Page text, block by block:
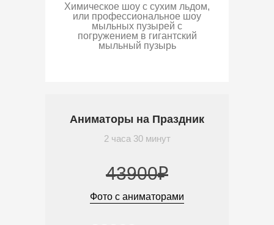
Химическое шоу с сухим льдом,
или профессиональное шоу
мыльных пузырей с
погружением в гигантский
мыльный пузырь
Аниматоры на Праздник
2 часа 30 минут
43900₽
Фото с аниматорами